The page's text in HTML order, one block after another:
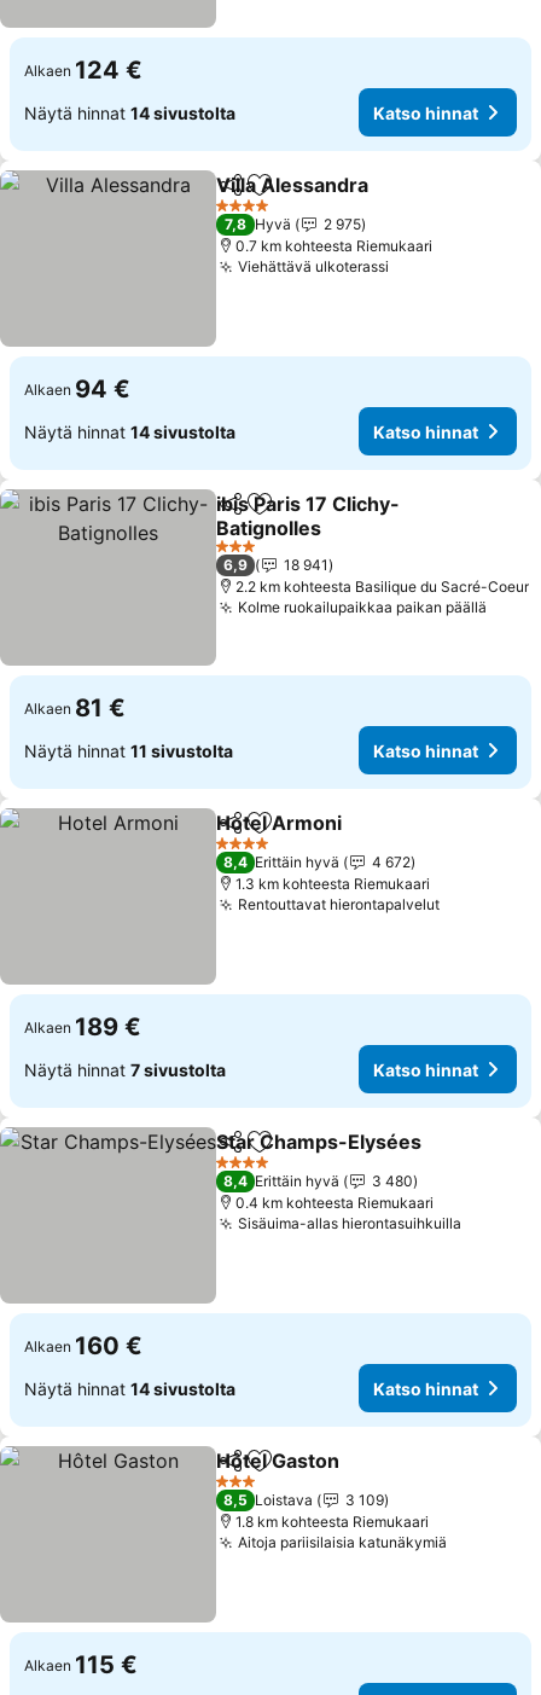
Alkaen 124 €
Näytä hinnat 14 sivustolta Katso hinnat
Jaa Lisää suosikkeihin
Villa Alessandra
4 Tähtiluokitus
7,8 Hyvä
2 975
0.7 km kohteesta Riemukaari
Viehättävä ulkoterassi
Alkaen 94 €
Näytä hinnat 14 sivustolta Katso hinnat
Jaa Lisää suosikkeihin
ibis Paris 17 Clichy-
Batignolles
3 Tähtiluokitus
6,9
18 941
2.2 km kohteesta Basilique du Sacré-Coeur
Kolme ruokailupaikkaa paikan päällä
Alkaen 81 €
Näytä hinnat 11 sivustolta Katso hinnat
Jaa Lisää suosikkeihin
Hotel Armoni
4 Tähtiluokitus
8,4 Erittäin hyvä
4 672
1.3 km kohteesta Riemukaari
Rentouttavat hierontapalvelut
Alkaen 189 €
Näytä hinnat 7 sivustolta Katso hinnat
Jaa Lisää suosikkeihin
Star Champs-Elysées
4 Tähtiluokitus
8,4 Erittäin hyvä
3 480
0.4 km kohteesta Riemukaari
Sisäuima-allas hierontasuihkuilla
Alkaen 160 €
Näytä hinnat 14 sivustolta Katso hinnat
Jaa Lisää suosikkeihin
Hôtel Gaston
3 Tähtiluokitus
8,5 Loistava
3 109
1.8 km kohteesta Riemukaari
Aitoja pariisilaisia katunäkymiä
Alkaen 115 €